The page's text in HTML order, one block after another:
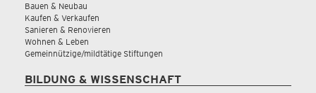
Bauen & Neubau
Kaufen & Verkaufen
Sanieren & Renovieren
Wohnen & Leben
Gemeinnützige/mildtätige Stiftungen
BILDUNG & WISSENSCHAFT